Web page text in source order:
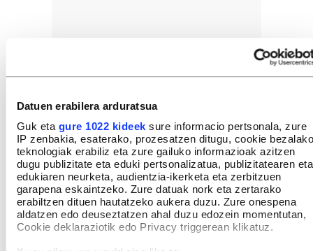
Datuen erabilera arduratsua
Guk eta gure 1022 kideek sure informacio pertsonala, zure
IP zenbakia, esaterako, prozesatzen ditugu, cookie bezalako
teknologiak erabiliz eta zure gailuko informazioak azitzen
dugu publizitate eta eduki pertsonalizatua, publizitatearen eta
edukiaren neurketa, audientzia-ikerketa eta zerbitzuen
garapena eskaintzeko. Zure datuak nork eta zertarako
erabiltzen dituen hautatzeko aukera duzu. Zure onespena
aldatzen edo deuseztatzen ahal duzu edozein momentutan,
Cookie deklaraziotik edo Privacy triggerean klikatuz.